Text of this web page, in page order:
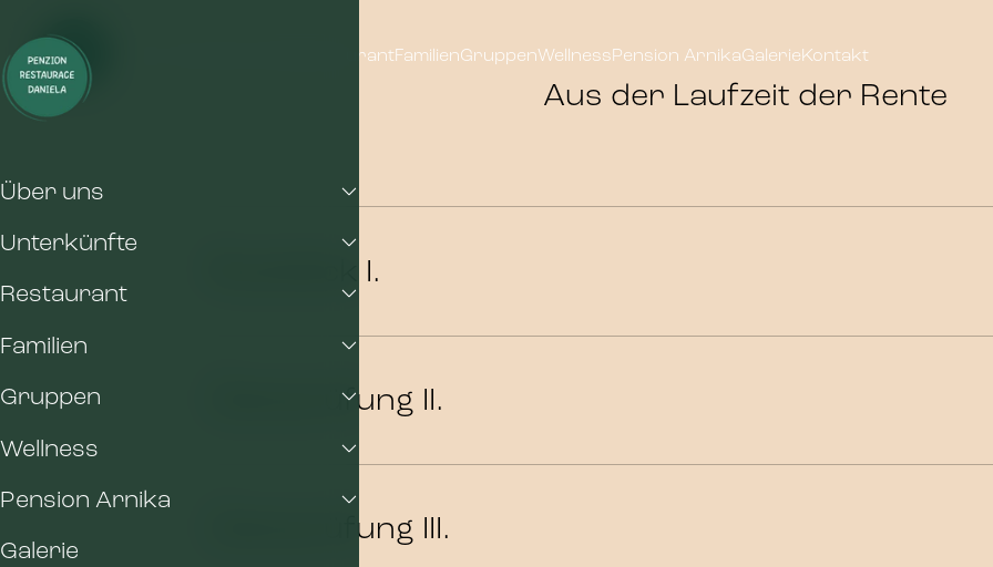
RestaurantFamilienGruppenWellnessPension ArnikaGalerieKontakt
Über uns
Unterkünfte
Restaurant
Familien
Gruppen
Wellness
Pension Arnika
Galerie
Aus der Laufzeit der Rente
Rückblick I.
Überprüfung II.
Überprüfung III.